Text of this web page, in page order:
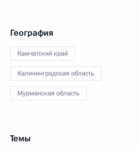
География
Камчатский край
Калининградская область
Мурманская область
Темы